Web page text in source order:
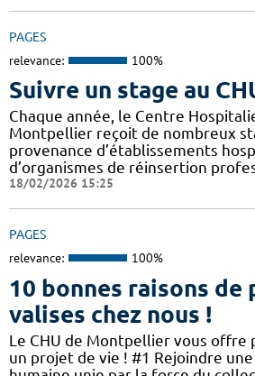
PAGES
relevance: 100%
Suivre un stage au
Chaque année, le Centre
Montpellier reçoit de nombreux
provenance d’établissements
d’organismes de réinsertion
18/02/2026 15:25
PAGES
relevance: 100%
10 bonnes raisons de
valises chez nous !
Le CHU de Montpellier vous offre
un projet de vie ! #1 Rejoindre